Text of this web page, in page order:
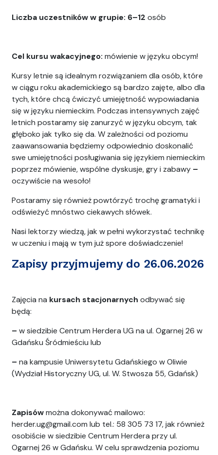
Liczba uczestników w grupie: 6–12 osób
Cel kursu wakacyjnego: mówienie w języku obcym!
Kursy letnie są idealnym rozwiązaniem dla osób, które
w ciągu roku akademickiego są bardzo zajęte, albo dla
tych, które chcą ćwiczyć umiejętność wypowiadania
się w języku niemieckim. Podczas intensywnych zajęć
letnich postaramy się zanurzyć w języku obcym, tak
głęboko jak tylko się da. W zależności od poziomu
zaawansowania będziemy odpowiednio doskonalić
swe umiejętności posługiwania się językiem niemieckim
poprzez mówienie, wspólne dyskusje, gry i zabawy –
oczywiście na wesoło!
Postaramy się również powtórzyć trochę gramatyki i
odświeżyć mnóstwo ciekawych słówek.
Nasi lektorzy wiedzą, jak w pełni wykorzystać technikę
w uczeniu i mają w tym już spore doświadczenie!
Zapisy przyjmujemy do 26.06.2026
Zajęcia na kursach stacjonarnych odbywać się
będą:
– w siedzibie Centrum Herdera UG na ul. Ogarnej 26 w
Gdańsku Śródmieściu lub
– na kampusie Uniwersytetu Gdańskiego w Oliwie
(Wydział Historyczny UG, ul. W. Stwosza 55, Gdańsk)
Zapisówmożna dokonywać mailowo:
herder.ug@gmail.com lub tel.: 58 305 73 17, jak również
osobiście w siedzibie Centrum Herdera przy ul.
Ogarnej 26 w Gdańsku. W celu sprawdzenia poziomu